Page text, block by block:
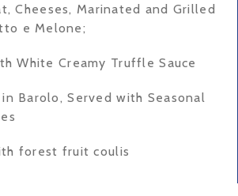
Cheeses, Marinated and Grilled
e Melone;
White Creamy Truffle Sauce
Barolo, Served with Seasonal
forest fruit coulis